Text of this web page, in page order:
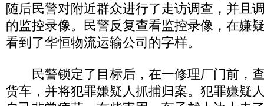
随后民警对附近群众进行了走访调查，并且
的监控录像。民警反复查看监控录像，在嫌
看到了华恒物流运输公司的字样。
民警锁定了目标后，在一修理厂门前，
货车，并将犯罪嫌疑人抓捕归案。犯罪嫌疑